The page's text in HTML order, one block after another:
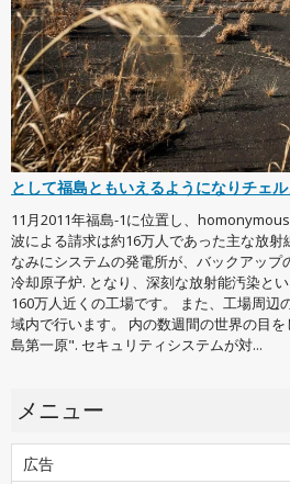
として福島ともいえるようになりチェ
11月2011年福島-1に位置し、
波による請求は約16万人であった主な放
なみにシステムの発電所が、バックアッ
冷却原子炉. となり、深刻な放射能汚染と
160万人近くの工場です。 また、工場周辺
域内で行います。 内の数週間の世界の目
島第一原". セキュリティシステムが対...
メニュー
広告